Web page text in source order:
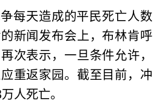
每天造成的平民死亡人数
新闻发布会上，布林肯呼
次表示，一旦条件允许，
重返家园。截至目前，冲
人死亡。